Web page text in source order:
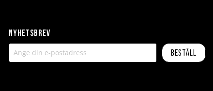
Nyhetsbrev
Beställ